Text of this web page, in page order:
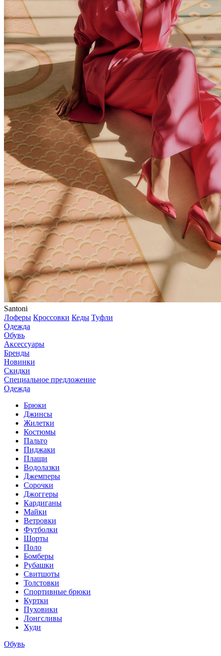
Santoni
Лоферы Кроссовки Кеды Туфли
Одежда
Обувь
Аксессуары
Бренды
Новинки
Скидки
Специальное предложение
Одежда
Брюки
Джинсы
Жилетки
Костюмы
Пальто
Пиджаки
Плащи
Водолазки
Джемперы
Сорочки
Джоггеры
Кардиганы
Майки
Ветровки
Футболки
Шорты
Поло
Бомберы
Рубашки
Свитшоты
Толстовки
Спортивные брюки
Куртки
Пуховики
Лонгсливы
Худи
Обувь